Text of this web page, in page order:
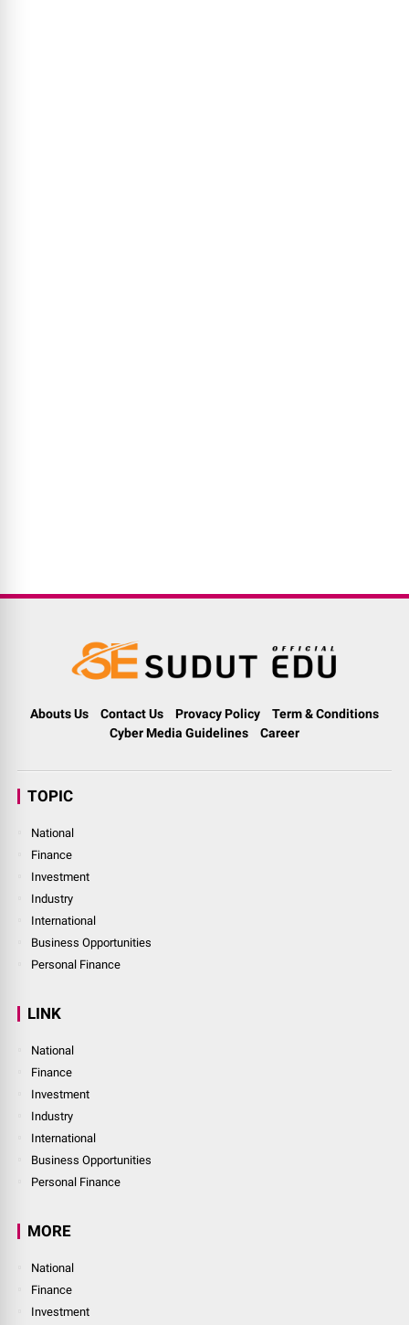
Abouts Us Contact Us Provacy Policy
Term & Conditions
Cyber Media Guidelines
Career
TOPIC
National
Finance
Investment
Industry
International
Business Opportunities
Personal Finance
LINK
National
Finance
Investment
Industry
International
Business Opportunities
Personal Finance
MORE
National
Finance
Investment